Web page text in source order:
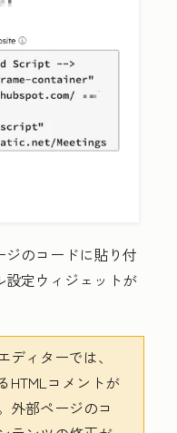
ジのコードに貼り付
設定ウィジェットが
ィターでは、
HTMLコメントが
外部ページのコ